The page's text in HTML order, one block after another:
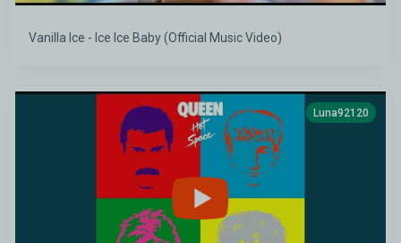
Vanilla Ice - Ice Ice Baby (Official Music Video)
Luna92120